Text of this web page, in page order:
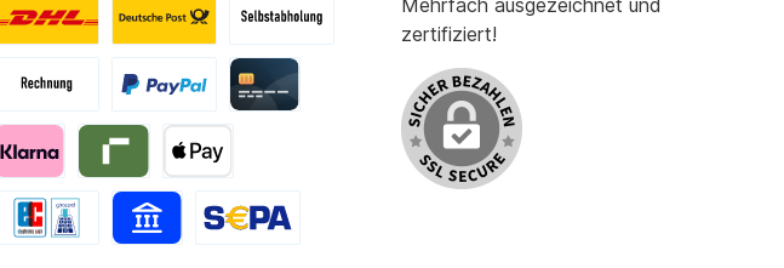
Mehrfach ausgezeichnet und
zertifiziert!